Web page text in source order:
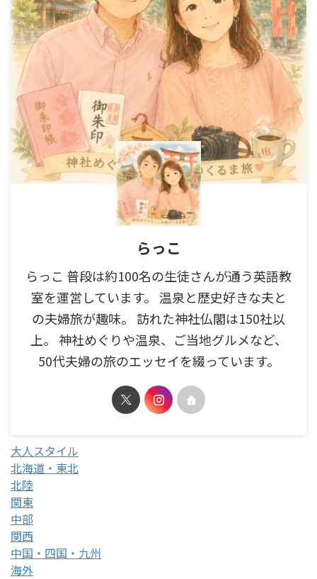
らっこ
らっこ 普段は約100名の生徒さんが通う英語教
室を運営しています。 温泉と歴史好きな夫と
の夫婦旅が趣味。 訪れた神社仏閣は150社以
上。 神社めぐりや温泉、ご当地グルメなど、
50代夫婦の旅のエッセイを綴っています。
大人スタイル
北海道・東北
北陸
関東
中部
関西
中国・四国・九州
海外